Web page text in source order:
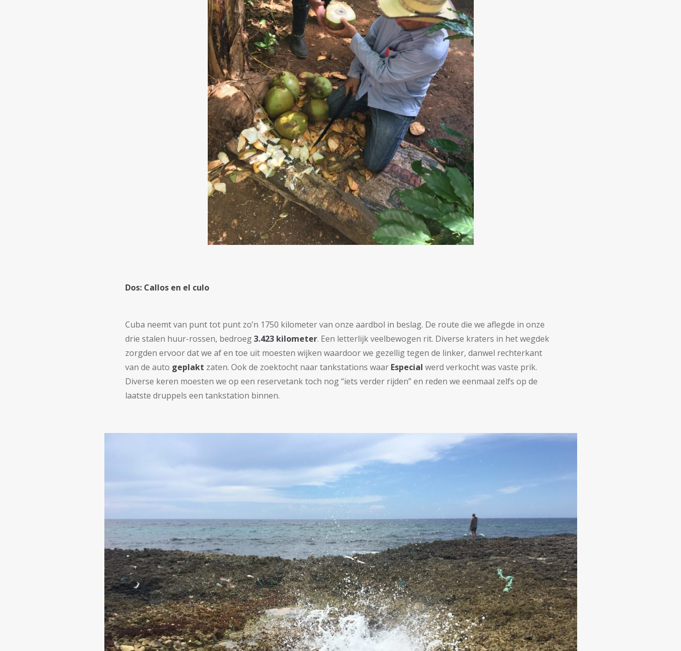
Dos: Callos en el culo
Cuba neemt van punt tot punt zo’n 1750 kilometer van onze aardbol in beslag. De route die we aflegde in onze
drie stalen huur-rossen, bedroeg3.423 kilometer. Een letterlijk veelbewogen rit. Diverse kraters in het wegdek
zorgden ervoor dat we af en toe uit moesten wijken waardoor we gezellig tegen de linker, danwel rechterkant
van de auto geplakt zaten. Ook de zoektocht naar tankstations waar Especial werd verkocht was vaste prik.
Diverse keren moesten we op een reservetank toch nog “iets verder rijden” en reden we eenmaal zelfs op de
laatste druppels een tankstation binnen.